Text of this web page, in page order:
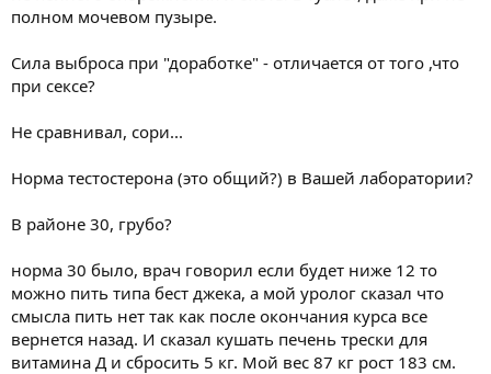
полном мочевом пузыре.
Сила выброса при "доработке" - отличается от того ,что
при сексе?
Не сравнивал, сори...
Норма тестостерона (это общий?) в Вашей лаборатории?
В районе 30, грубо?
норма 30 было, врач говорил если будет ниже 12 то
можно пить типа бест джека, а мой уролог сказал что
смысла пить нет так как после окончания курса все
вернется назад. И сказал кушать печень трески для
витамина Д и сбросить 5 кг. Мой вес 87 кг рост 183 см.